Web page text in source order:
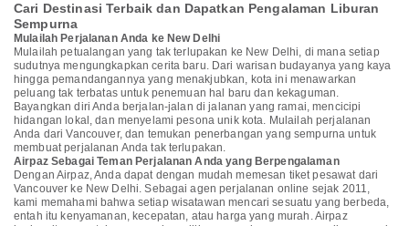
Cari Destinasi Terbaik dan Dapatkan Pengalaman Liburan
Sempurna
Mulailah Perjalanan Anda ke New Delhi
Mulailah petualangan yang tak terlupakan ke New Delhi, di mana setiap
sudutnya mengungkapkan cerita baru. Dari warisan budayanya yang kaya
hingga pemandangannya yang menakjubkan, kota ini menawarkan
peluang tak terbatas untuk penemuan hal baru dan kekaguman.
Bayangkan diri Anda berjalan-jalan di jalanan yang ramai, mencicipi
hidangan lokal, dan menyelami pesona unik kota. Mulailah perjalanan
Anda dari Vancouver, dan temukan penerbangan yang sempurna untuk
membuat perjalanan Anda tak terlupakan.
Airpaz Sebagai Teman Perjalanan Anda yang Berpengalaman
Dengan Airpaz, Anda dapat dengan mudah memesan tiket pesawat dari
Vancouver ke New Delhi. Sebagai agen perjalanan online sejak 2011,
kami memahami bahwa setiap wisatawan mencari sesuatu yang berbeda,
entah itu kenyamanan, kecepatan, atau harga yang murah. Airpaz